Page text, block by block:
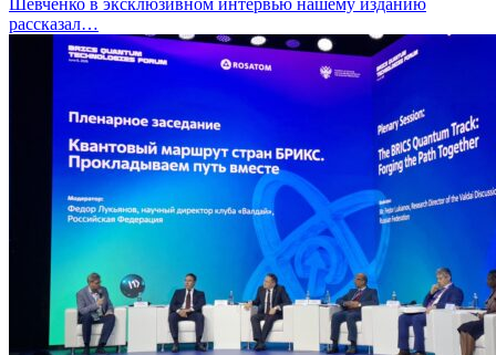
Шевченко в эксклюзивном интервью нашему изданию
рассказал…